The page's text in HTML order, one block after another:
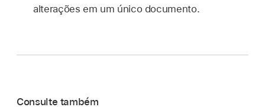
alterações em um único documento.
Consulte também